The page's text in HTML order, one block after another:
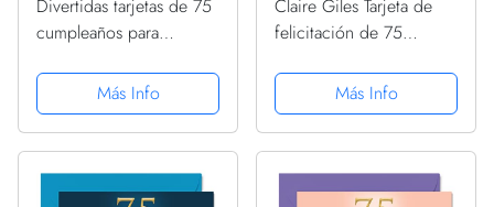
Divertidas tarjetas de 75
cumpleaños para
Keep Calm, divertida
tarjeta de feliz
cumpleaños para
tarjetas de...
Más Info
Claire Giles Tarjeta de
felicitación de 75
corazones y estrellas,
color azul
Más Info